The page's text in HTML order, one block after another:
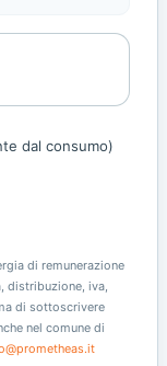
dal consumo)
di remunerazione
distribuzione, iva,
di sottoscrivere
nel comune di